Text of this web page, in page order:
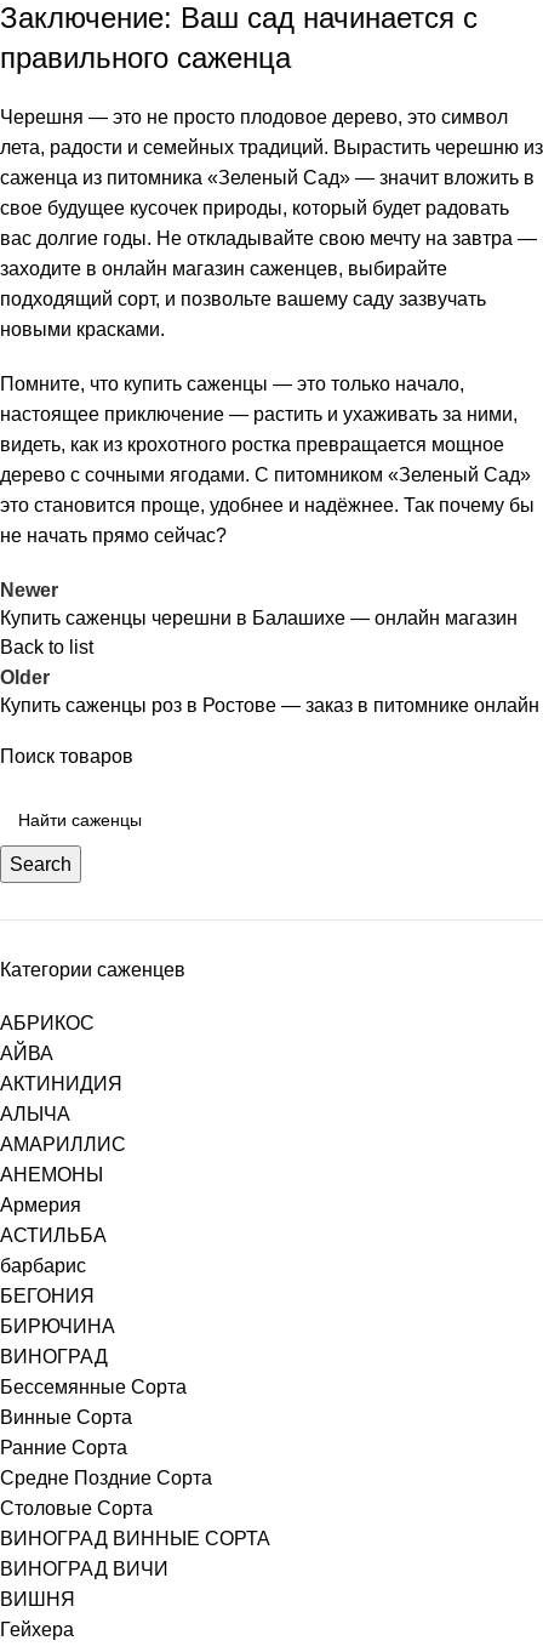
Поиск товаров
Search
Категории саженцев
АБРИКОС
АЙВА
АКТИНИДИЯ
АЛЫЧА
АМАРИЛЛИС
АНЕМОНЫ
Армерия
АСТИЛЬБА
барбарис
БЕГОНИЯ
БИРЮЧИНА
ВИНОГРАД
Бессемянные Сорта
Винные Сорта
Ранние Сорта
Средне Поздние Сорта
Столовые Сорта
ВИНОГРАД ВИННЫЕ СОРТА
ВИНОГРАД ВИЧИ
ВИШНЯ
Гейхера
Заключение: Ваш сад начинается с
правильного саженца
Черешня — это не просто плодовое дерево, это символ
лета, радости и семейных традиций. Вырастить черешню из
саженца из питомника «Зеленый Сад» — значит вложить в
свое будущее кусочек природы, который будет радовать
вас долгие годы. Не откладывайте свою мечту на завтра —
заходите в онлайн магазин саженцев, выбирайте
подходящий сорт, и позвольте вашему саду зазвучать
новыми красками.
Помните, что купить саженцы — это только начало,
настоящее приключение — растить и ухаживать за ними,
видеть, как из крохотного ростка превращается мощное
дерево с сочными ягодами. С питомником «Зеленый Сад»
это становится проще, удобнее и надёжнее. Так почему бы
не начать прямо сейчас?
Newer
Купить саженцы черешни в Балашихе — онлайн магазин
Back to list
Older
Купить саженцы роз в Ростове — заказ в питомнике онлайн